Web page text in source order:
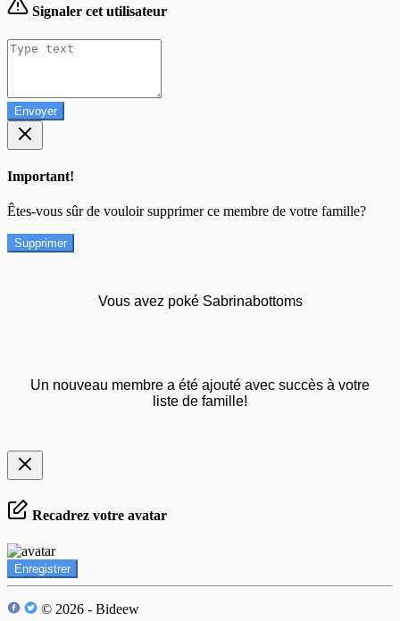
Signaler cet utilisateur
Envoyer
Important!
Êtes-vous sûr de vouloir supprimer ce membre de votre famille?
Supprimer
Vous avez poké Sabrinabottoms
Un nouveau membre a été ajouté avec succès à votre
liste de famille!
Recadrez votre avatar
Enregistrer
© 2026 - Bideew